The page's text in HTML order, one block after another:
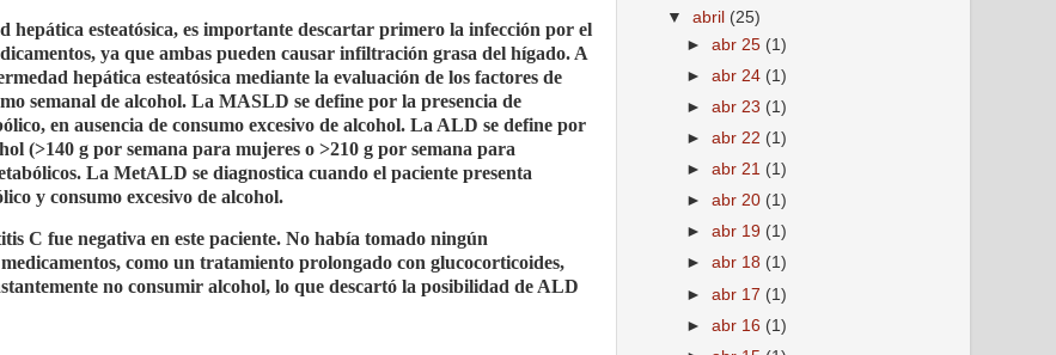
hepática esteatósica, es importante descartar primero la infección por el
ya que ambas pueden causar infiltración grasa del hígado. A
hepática esteatósica mediante la evaluación de los factores de
semanal de alcohol. La MASLD se define por la presencia de
en ausencia de consumo excesivo de alcohol. La ALD se define por
(>140 g por semana para mujeres o >210 g por semana para
La MetALD se diagnostica cuando el paciente presenta
y consumo excesivo de alcohol.
C fue negativa en este paciente. No había tomado ningún
como un tratamiento prolongado con glucocorticoides,
no consumir alcohol, lo que descartó la posibilidad de ALD
▼abril (25)
►abr 25 (1)
►abr 24 (1)
►abr 23 (1)
►abr 22 (1)
►abr 21 (1)
►abr 20 (1)
►abr 19 (1)
►abr 18 (1)
►abr 17 (1)
►abr 16 (1)